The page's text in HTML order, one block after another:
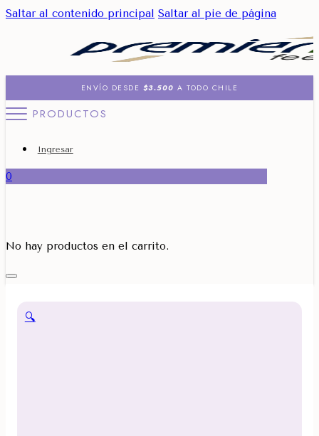
Saltar al contenido principal Saltar al pie de página
ENVÍO DESDE $3.500 A TODO CHILE
PRODUCTOS
Ingresar
0
No hay productos en el carrito.
🔍